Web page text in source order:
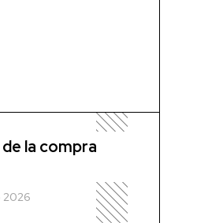
la compra
2026